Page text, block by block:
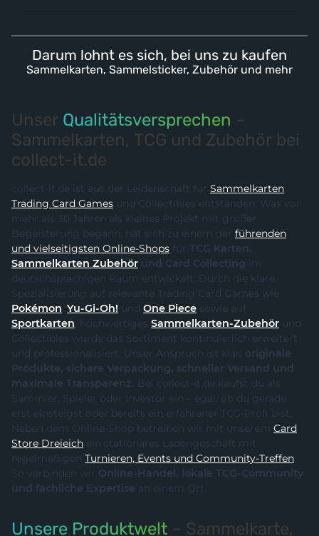
Darum lohnt es sich, bei uns zu kaufen
Sammelkarten, Sammelsticker, Zubehör und mehr
Unser Qualitätsversprechen –
Sammelkarten, TCG und Zubehör bei
collect-it.de
collect-it.de ist aus der Leidenschaft für Sammelkarten,
Trading Card Games und Collectibles entstanden. Was vor
mehr als 30 Jahren als kleines Projekt mit großer
Begeisterung begann, hat sich zu einem der führenden
und vielseitigsten Online-Shops für TCG Karten,
Sammelkarten Zubehör und Card Collecting
im
deutschsprachigen Raum entwickelt. Durch die klare
Spezialisierung auf relevante Trading Card Games wie
Pokémon, Yu-Gi-Oh! und One Piece sowie auf
Sportkarten , hochwertiges Sammelkarten-Zubehör
Collectibles wurde das Sortiment kontinuierlich erweitert
und professionalisiert. Unser Anspruch ist klar: originale
Produkte, sichere Verpackung, schneller Versand und
maximale Transparenz. Bei collect-it.de kaufst du als
Sammler, Spieler oder Investor ein – egal, ob du gerade
erst einsteigst oder bereits ein erfahrener TCG-Profi bist.
Neben dem Online-Shop betreiben wir mit unserem Card
Store Dreieich ein stationäres Ladengeschäft mit
regelmäßigen
Turnieren, Events und Community-Treffen.
So verbinden wir Online-Handel, lokale TCG-Community
und fachliche Expertise an einem Ort.
Unsere Produktwelt – Sammelkarte,